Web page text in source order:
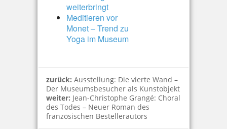
weiterbringt
Meditieren vor
Monet – Trend zu
Yoga im Museum
zurück: Ausstellung: Die vierte Wand –
Der Museumsbesucher als Kunstobjekt
weiter: Jean-Christophe Grangé: Choral
des Todes – Neuer Roman des
französischen Bestellerautors